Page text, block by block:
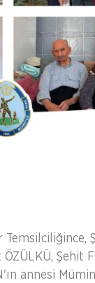
Şehit
annesi